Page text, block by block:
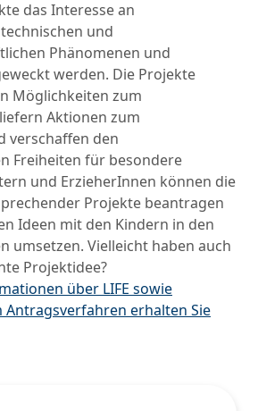
das Interesse an
und
Phänomenen und
werden. Die Projekte
Möglichkeiten zum
Aktionen zum
verschaffen den
Freiheiten für besondere
und ErzieherInnen können die
Projekte beantragen
Ideen mit den Kindern in den
umsetzen. Vielleicht haben auch
Projektidee?
über LIFE sowie
Antragsverfahren erhalten Sie